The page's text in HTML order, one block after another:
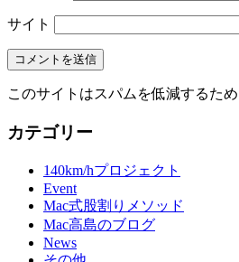
サイト
このサイトはスパムを低減するた
カテゴリー
140km/hプロジェクト
Event
Mac式股割りメソッド
Mac高島のブログ
News